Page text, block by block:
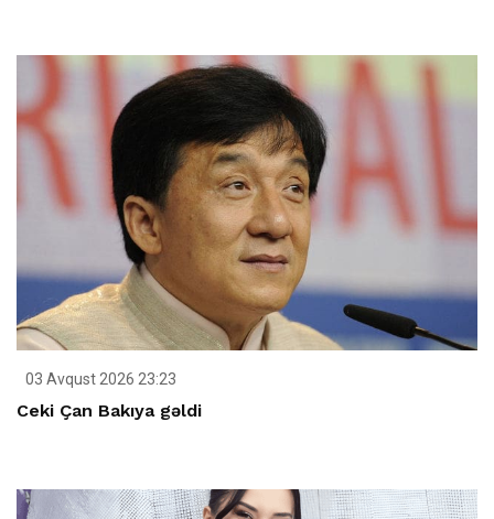
03 Avqust 2026 23:23
Ceki Çan Bakıya gəldi